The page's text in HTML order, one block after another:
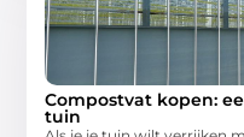
Compostvat kopen:
tuin